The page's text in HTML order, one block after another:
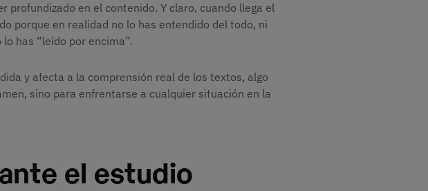
profundizado en el contenido. Y claro, cuando llega el
porque en realidad no lo has entendido del todo, ni
has “leído por encima”.
y afecta a la comprensión real de los textos, algo
sino para enfrentarse a cualquier situación en la
el estudio